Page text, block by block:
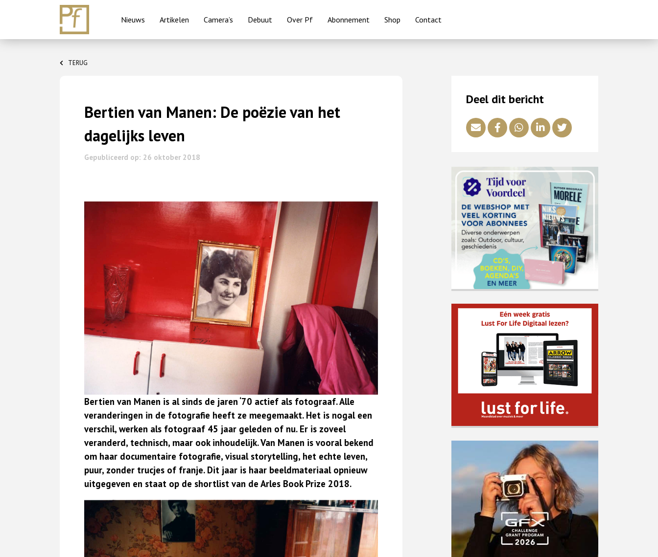
Nieuws Artikelen Camera’s Debuut Over Pf Abonnement Shop Contact
TERUG
Bertien van Manen: De poëzie van het
dagelijks leven
Gepubliceerd op: 26 oktober 2018
Bertien van Manen is al sinds de jaren ‘70 actief als fotograaf. Alle
veranderingen in de fotografie heeft ze meegemaakt. Het is nogal een
verschil, werken als fotograaf 45 jaar geleden of nu. Er is zoveel
veranderd, technisch, maar ook inhoudelijk. Van Manen is vooral bekend
om haar documentaire fotografie, visual storytelling, het echte leven,
puur, zonder trucjes of franje. Dit jaar is haar beeldmateriaal opnieuw
uitgegeven en staat op de shortlist van de Arles Book Prize 2018.
Deel dit bericht